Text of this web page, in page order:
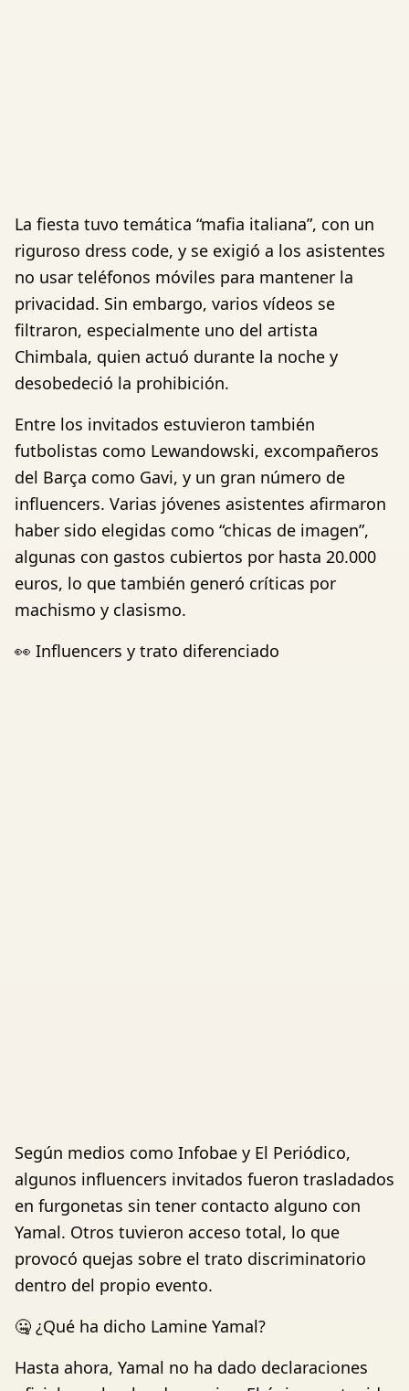
La fiesta tuvo temática “mafia italiana”, con un
riguroso dress code, y se exigió a los asistentes
no usar teléfonos móviles para mantener la
privacidad. Sin embargo, varios vídeos se
filtraron, especialmente uno del artista
Chimbala, quien actuó durante la noche y
desobedeció la prohibición.
Entre los invitados estuvieron también
futbolistas como Lewandowski, excompañeros
del Barça como Gavi, y un gran número de
influencers. Varias jóvenes asistentes afirmaron
haber sido elegidas como “chicas de imagen”,
algunas con gastos cubiertos por hasta 20.000
euros, lo que también generó críticas por
machismo y clasismo.
👀 Influencers y trato diferenciado
Según medios como Infobae y El Periódico,
algunos influencers invitados fueron trasladados
en furgonetas sin tener contacto alguno con
Yamal. Otros tuvieron acceso total, lo que
provocó quejas sobre el trato discriminatorio
dentro del propio evento.
🤐 ¿Qué ha dicho Lamine Yamal?
Hasta ahora, Yamal no ha dado declaraciones